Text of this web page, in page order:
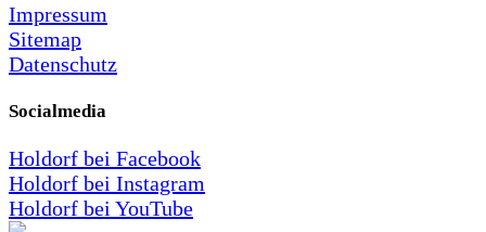
Impressum
Sitemap
Datenschutz
Socialmedia
Holdorf bei Facebook
Holdorf bei Instagram
Holdorf bei YouTube